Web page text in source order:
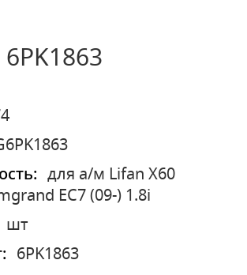
для а/м Lifan X60
EC7 (09-) 1.8i
шт
6PK1863